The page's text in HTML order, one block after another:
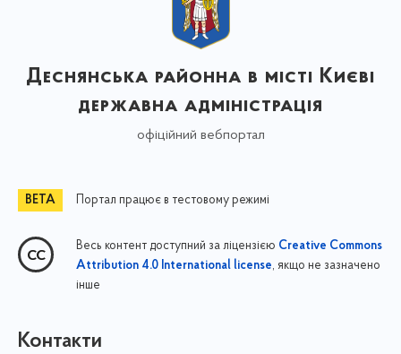
Деснянська районна в місті Києві
державна адміністрація
офіційний вебпортал
Портал працює в тестовому режимі
Весь контент доступний за ліцензією Creative Commons
Attribution 4.0 International license, якщо не зазначено
інше
Контакти